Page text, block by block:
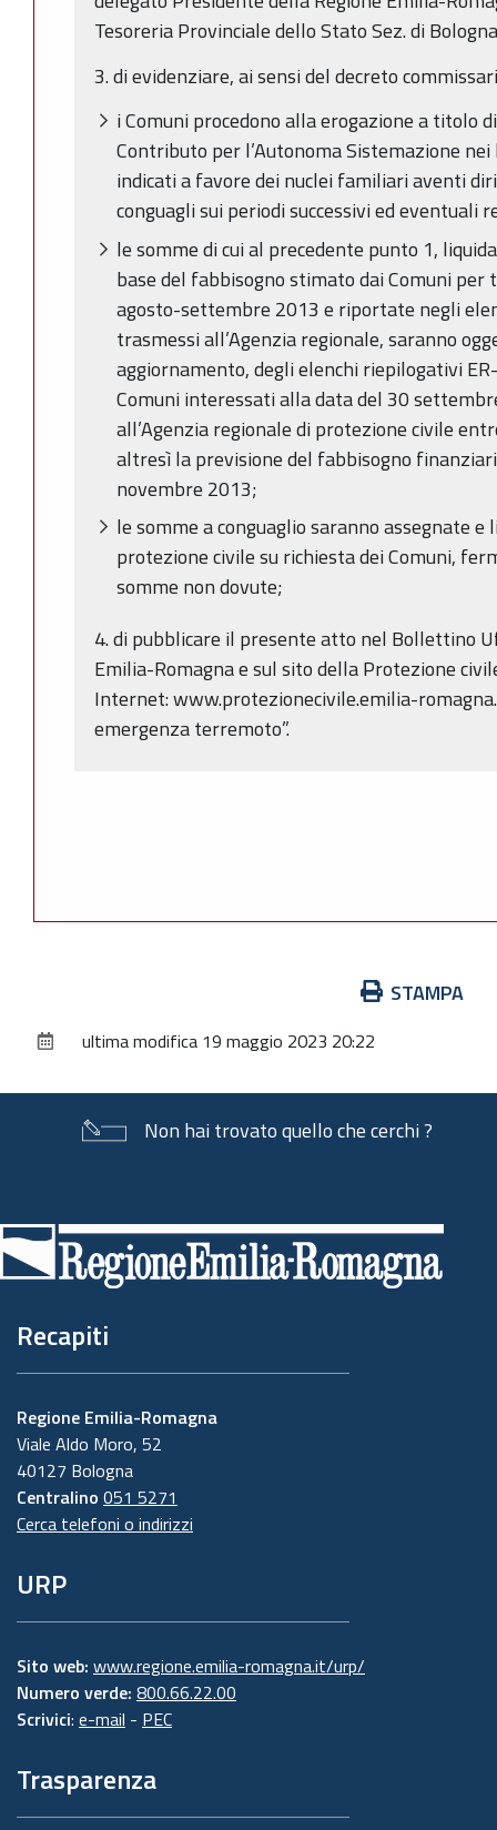
Tesoreria Provinciale dello Stato Sez. di
3. di evidenziare, ai sensi del decreto
i Comuni procedono alla erogazione a titolo
Contributo per l’Autonoma Sistemazione
indicati a favore dei nuclei familiari aventi
conguagli sui periodi successivi ed eventuali
le somme di cui al precedente punto 1,
base del fabbisogno stimato dai Comuni
agosto-settembre 2013 e riportate negli
trasmessi all’Agenzia regionale, saranno
aggiornamento, degli elenchi riepilogativi
Comuni interessati alla data del 30
all’Agenzia regionale di protezione civile
altresì la previsione del fabbisogno
novembre 2013;
le somme a conguaglio saranno assegnate e
protezione civile su richiesta dei Comuni,
somme non dovute;
4. di pubblicare il presente atto nel Bollettino
Emilia-Romagna e sul sito della Protezione
Internet: www.protezionecivile.emilia-
emergenza terremoto”.
documento
STAMPA
ultima modifica 19 maggio 2023 20:22
Non hai trovato quello che cerchi ?
di
pagina
Recapiti
Regione Emilia-Romagna
Viale Aldo Moro, 52
40127 Bologna
Centralino 051 5271
Cerca telefoni o indirizzi
URP
Sito web: www.regione.emilia-romagna.it/urp/
Numero verde: 800.66.22.00
Scrivici: e-mail - PEC
Trasparenza